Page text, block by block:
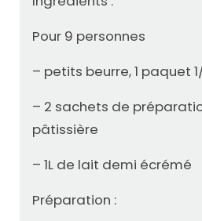
Pour 9 personnes
– petits beurre, 1 paquet
– 2 sachets de
pâtissière
– 1L de lait demi écrémé
Préparation :